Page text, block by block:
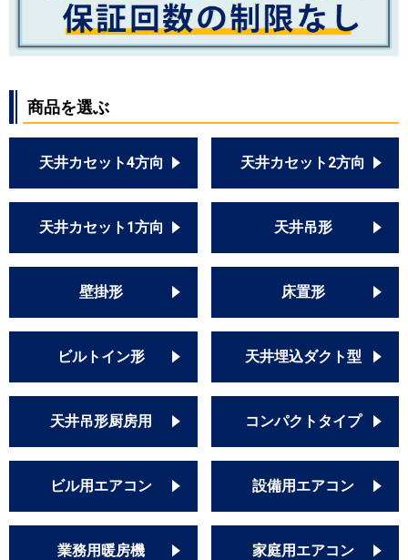
商品を選ぶ
天井カセット4方向 天井カセット2方向
天井カセット1方向 天井吊形
壁掛形 床置形
ビルトイン形 天井埋込ダクト型
天井吊形厨房用 コンパクトタイプ
ビル用エアコン 設備用エアコン
業務用暖房機 家庭用エアコン